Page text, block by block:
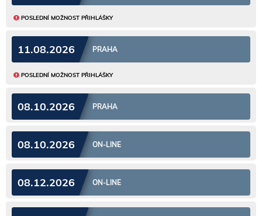
POSLEDNÍ MOŽNOST PŘIHLÁŠKY
11.08.2026 PRAHA
POSLEDNÍ MOŽNOST PŘIHLÁŠKY
08.10.2026 PRAHA
08.10.2026 ON-LINE
08.12.2026 ON-LINE